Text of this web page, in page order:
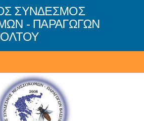
ΣΥΝΔΕΣΜΟΣ
- ΠΑΡΑΓΩΓΩΝ